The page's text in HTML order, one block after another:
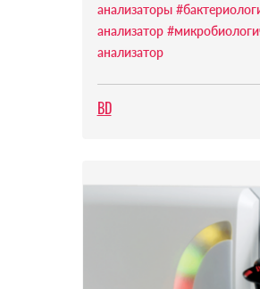
анализаторы
анализатор
анализатор
BD